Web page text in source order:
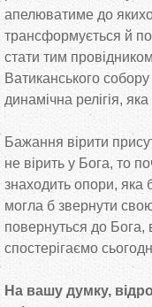
апелюватиме до
трансформується й
стати тим
Ватиканського
динамічна релігія,
Бажання вірити
не вірить у Бога, то
знаходить опори, яка
могла б звернути
повернуться до
спостерігаємо
На вашу думку,